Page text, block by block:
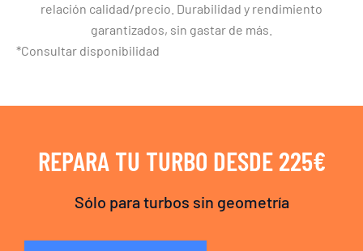
relación calidad/precio. Durabilidad y rendimiento
garantizados, sin gastar de más.
*Consultar disponibilidad
REPARA TU TURBO DESDE 225€
Sólo para turbos sin geometría